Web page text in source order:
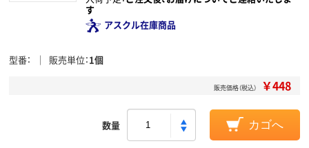
す
アスクル在庫商品
型番 販売単位 1個
販売価格（税込） ￥448
数量 カゴへ